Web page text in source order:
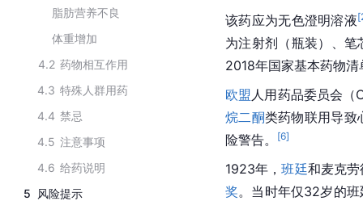
脂肪营养不良
体重增加
4.2 药物相互作用
4.3 特殊人群用药
4.4 禁忌
4.5 注意事项
4.6 给药说明
5
风险提示
该药应为无色澄明溶液[
为注射剂（瓶装）、笔
2018年国家基本药物清
欧盟 人用药品委员会（
烷二酮类药物联用导致
险警告。
[6]
1923年，班廷和麦克
奖。当时年仅32岁的